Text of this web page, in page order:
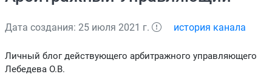
Дата создания: 25 июля 2021 г. история канала
Личный блог действующего арбитражного управляющего
Лебедева О.В.